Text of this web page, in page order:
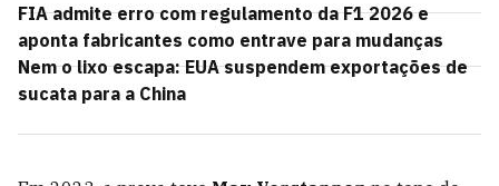
FIA admite erro com regulamento da F1 2026 e
aponta fabricantes como entrave para mudanças
Nem o lixo escapa: EUA suspendem exportações de
sucata para a China